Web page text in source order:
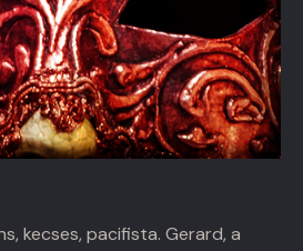
kecses, pacifista. Gerard, a